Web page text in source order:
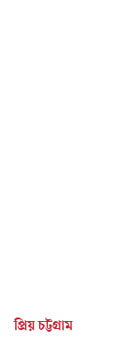
প্রিয় চট্টগ্রাম